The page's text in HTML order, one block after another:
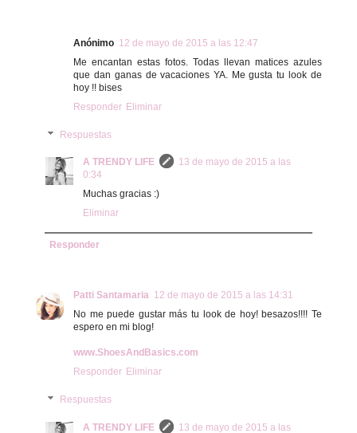
Anónimo 12 de mayo de 2015 a las 12:47
Me encantan estas fotos. Todas llevan matices azules
que dan ganas de vacaciones YA. Me gusta tu look de
hoy !! bises
Responder Eliminar
Respuestas
A TRENDY LIFE
13 de mayo de 2015 a las
0:34
Muchas gracias :)
Eliminar
Responder
Patti Santamaria 12 de mayo de 2015 a las 14:31
No me puede gustar más tu look de hoy! besazos!!!! Te
espero en mi blog!
www.ShoesAndBasics.com
Responder Eliminar
Respuestas
A TRENDY LIFE
13 de mayo de 2015 a las